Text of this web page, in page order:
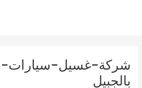
شركة-غسيل-سيارات-
بالجبيل